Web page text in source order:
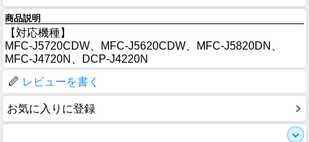
商品説明
【対応機種】
MFC-J5720CDW、MFC-J5620CDW、MFC-J5820DN、
MFC-J4720N、DCP-J4220N
レビューを書く
お気に入りに登録